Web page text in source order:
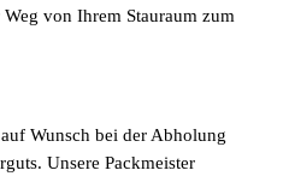
von Ihrem Stauraum zum
Wunsch bei der Abholung
Unsere Packmeister